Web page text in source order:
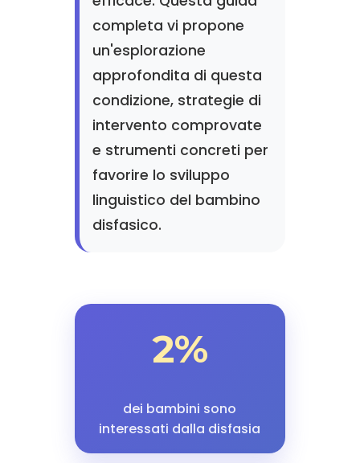
completa vi propone
un'esplorazione
approfondita di questa
condizione, strategie di
intervento comprovate
e strumenti concreti per
favorire lo sviluppo
linguistico del bambino
disfasico.
2%
dei bambini sono
interessati dalla disfasia